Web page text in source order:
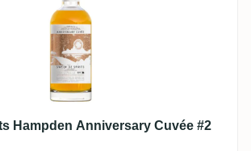
Hampden Anniversary Cuvée #2